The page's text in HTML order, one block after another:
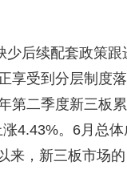
少后续配套政策跟
享受到分层制度
第二季度新三板
4.43%。6月总体
来，新三板市场